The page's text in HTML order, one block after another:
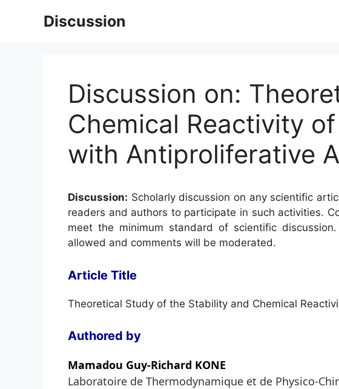
Discussion
Discussion on:
Chemical Reactivity
with Antiproliferative
Discussion: Scholarly discussion on any scientific
readers and authors to participate in such activities.
meet the minimum standard of scientific
allowed and comments will be moderated.
Article Title
Theoretical Study of the Stability and Chemical
Authored by
Mamadou Guy-Richard KONE
Laboratoire de Thermodynamique et de Physico-